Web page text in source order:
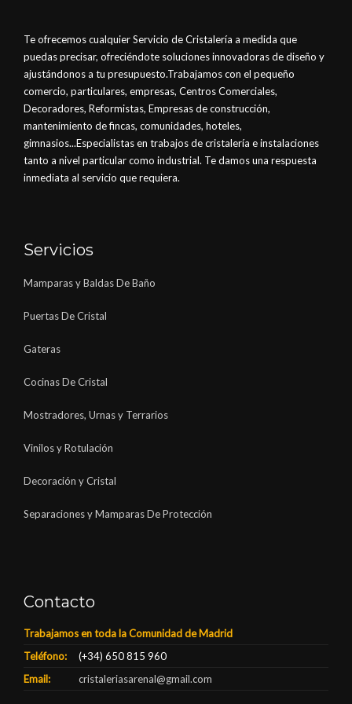
Te ofrecemos cualquier Servicio de Cristalería a medida que
puedas precisar, ofreciéndote soluciones innovadoras de diseño y
ajustándonos a tu presupuesto.Trabajamos con el pequeño
comercio, particulares, empresas, Centros Comerciales,
Decoradores, Reformistas, Empresas de construcción,
mantenimiento de fincas, comunidades, hoteles,
gimnasios...Especialistas en trabajos de cristalería e instalaciones
tanto a nivel particular como industrial. Te damos una respuesta
inmediata al servicio que requiera.
Servicios
Mamparas y Baldas De Baño
Puertas De Cristal
Gateras
Cocinas De Cristal
Mostradores, Urnas y Terrarios
Vinilos y Rotulación
Decoración y Cristal
Separaciones y Mamparas De Protección
Contacto
Trabajamos en toda la Comunidad de Madrid
Teléfono:
(+34) 650 815 960
Email:
cristaleriasarenal@gmail.com